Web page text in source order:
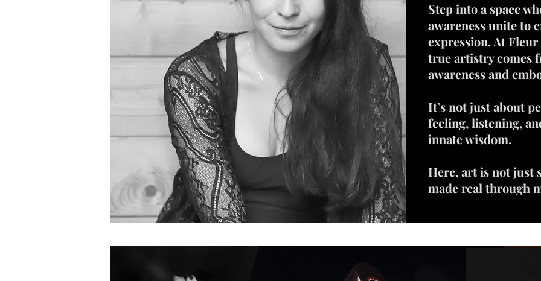
Step into a space
awareness unite to
expression. At
true artistry comes
awareness and
It’s not just about
feeling, listening,
innate wisdom.
Here, art is not just
made real through